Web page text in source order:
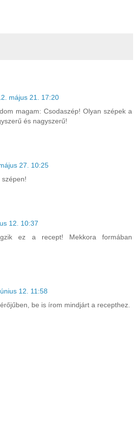
május 21. 17:20
magam: Csodaszép! Olyan szépek a
és nagyszerű!
27. 10:25
szépen!
12. 10:37
ez a recept! Mekkora formában
12. 11:58
be is írom mindjárt a recepthez.